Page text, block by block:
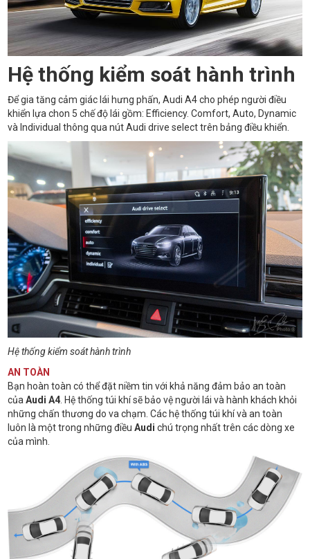
Hệ thống kiểm soát hành trình
Để gia tăng cảm giác lái hưng phấn, Audi A4 cho phép người điều
khiển lựa chon 5 chế độ lái gồm: Efficiency. Comfort, Auto, Dynamic
và Individual thông qua nút Audi drive select trên bảng điều khiển.
Hệ thống kiểm soát hành trình
AN TOÀN
Bạn hoàn toàn có thể đặt niềm tin với khả năng đảm bảo an toàn
củaAudi A4. Hệ thống túi khí sẽ bảo vệ người lái và hành khách khỏi
những chấn thương do va chạm. Các hệ thống túi khí và an toàn
luôn là một trong những điều Audi chú trọng nhất trên các dòng xe
của mình.